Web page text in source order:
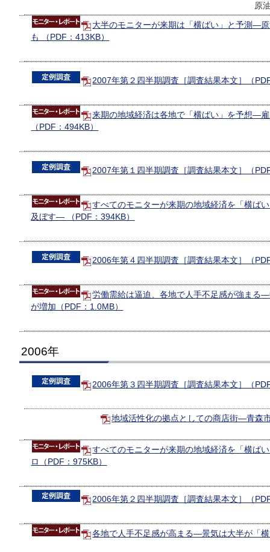
原
大半のモニターが来期は「横ばい」と予測―
も （PDF：413KB）
2007年第２四半期調査［調査結果本文］（
来期の地域経済は各地で「横ばい」を予想―
（PDF：494KB）
2007年第１四半期調査［調査結果本文］（
すべてのモニターが来期の地域経済を「横ば
及ぼす― （PDF：394KB）
2006年第４四半期調査［調査結果本文］（
労働需給は逼迫、各地で人手不足感が強まる
が増加（PDF：1.0MB）
2006年
2006年第３四半期調査［調査結果本文］（
地域活性化の拠点としての商店街―青森
すべてのモニターが来期の地域経済を「横ば
ロ（PDF：975KB）
2006年第２四半期調査［調査結果本文］（
各地で人手不足感が高まる―景気は大半が「